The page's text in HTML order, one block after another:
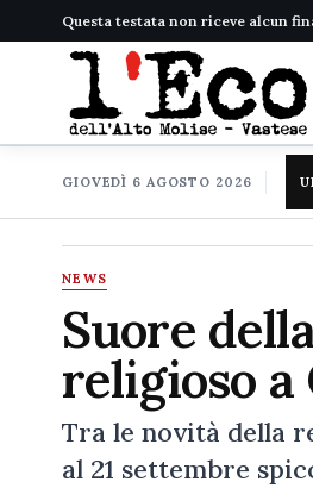
Questa testata non riceve alcun
GIOVEDÌ 6 AGOSTO 2026
NEWS
Suore
religioso a
Tra le novità della
al 21 settembre